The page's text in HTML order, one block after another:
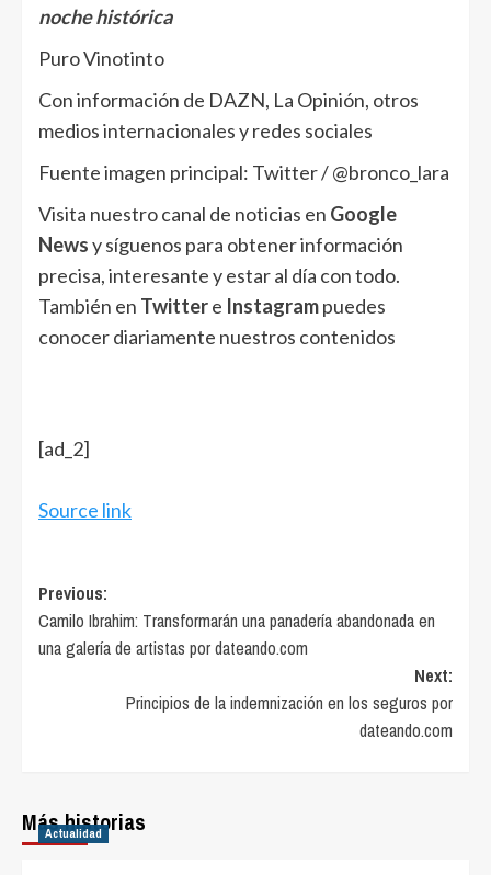
noche histórica
Puro Vinotinto
Con información de DAZN, La Opinión, otros
medios internacionales y redes sociales
Fuente imagen principal: Twitter / @bronco_lara
Visita nuestro canal de noticias en Google
Newsy síguenos para obtener información
precisa, interesante y estar al día con todo.
También en Twittere Instagrampuedes
conocer diariamente nuestros contenidos
[ad_2]
Source link
Post
navigation
Previous:
Camilo Ibrahim: Transformarán una panadería abandonada en
una galería de artistas por dateando.com
Next:
Principios de la indemnización en los seguros por
dateando.com
Más historias
Actualidad